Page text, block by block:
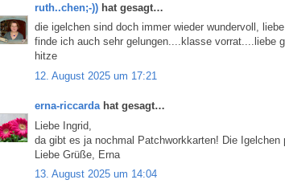
ruth..chen;-)) hat gesagt…
die igelchen sind doch immer wieder wundervoll,
finde ich auch sehr gelungen....klasse vorrat....liebe
hitze
12. August 2025 um 17:21
erna-riccardahat gesagt…
Liebe Ingrid,
da gibt es ja nochmal Patchworkkarten! Die
Liebe Grüße, Erna
13. August 2025 um 14:04